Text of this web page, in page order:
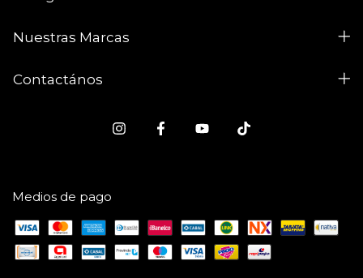
Nuestras Marcas
Contactános
Medios de pago